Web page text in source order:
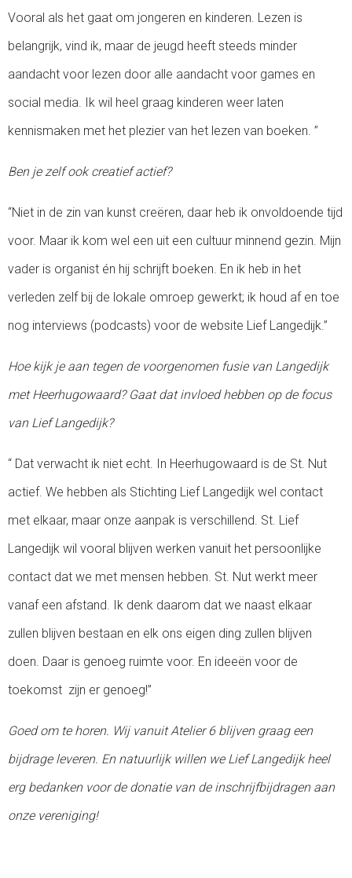
Vooral als het gaat om jongeren en kinderen. Lezen is
belangrijk, vind ik, maar de jeugd heeft steeds minder
aandacht voor lezen door alle aandacht voor games en
social media. Ik wil heel graag kinderen weer laten
kennismaken met het plezier van het lezen van boeken. ”
Ben je zelf ook creatief actief?
“Niet in de zin van kunst creëren, daar heb ik onvoldoende tijd
voor. Maar ik kom wel een uit een cultuur minnend gezin. Mijn
vader is organist én hij schrijft boeken. En ik heb in het
verleden zelf bij de lokale omroep gewerkt; ik houd af en toe
nog interviews (podcasts) voor de website Lief Langedijk.”
Hoe kijk je aan tegen de voorgenomen fusie van Langedijk
met Heerhugowaard? Gaat dat invloed hebben op de focus
van Lief Langedijk?
“ Dat verwacht ik niet echt. In Heerhugowaard is de St. Nut
actief. We hebben als Stichting Lief Langedijk wel contact
met elkaar, maar onze aanpak is verschillend. St. Lief
Langedijk wil vooral blijven werken vanuit het persoonlijke
contact dat we met mensen hebben. St. Nut werkt meer
vanaf een afstand. Ik denk daarom dat we naast elkaar
zullen blijven bestaan en elk ons eigen ding zullen blijven
doen. Daar is genoeg ruimte voor. En ideeën voor de
toekomst zijn er genoeg!”
Goed om te horen. Wij vanuit Atelier 6 blijven graag een
bijdrage leveren. En natuurlijk willen we Lief Langedijk heel
erg bedanken voor de donatie van de inschrijfbijdragen aan
onze vereniging!